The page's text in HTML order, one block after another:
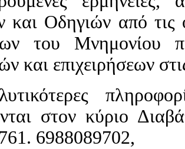
και Οδηγιών από τις
του Μνημονίου
και επιχειρήσεων
στον κύριο